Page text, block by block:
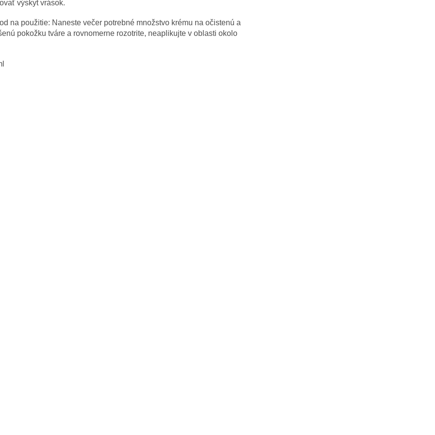
výskyt vrások.
na použitie: Naneste večer potrebné množstvo krému na očistenú a
pokožku tváre a rovnomerne rozotrite, neaplikujte v oblasti okolo